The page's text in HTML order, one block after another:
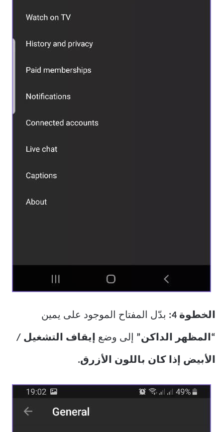
الخطوة 4: بدّل المفتاح الموجود على يمين
“المظهر الداكن” إلى وضع إيقاف التشغيل /
الأبيض إذا كان باللون الأزرق.